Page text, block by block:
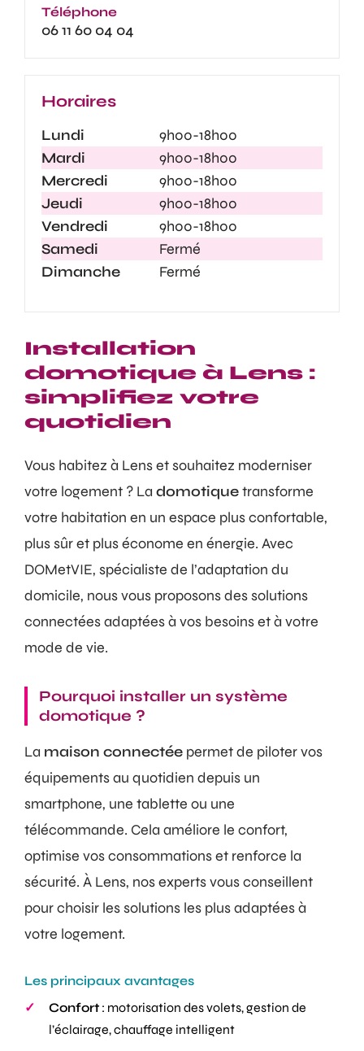
Téléphone
06 11 60 04 04
Horaires
Lundi
9h00-18h00
Mardi
9h00-18h00
Mercredi
9h00-18h00
Jeudi
9h00-18h00
Vendredi
9h00-18h00
Samedi
Fermé
Dimanche
Fermé
Installation
domotique à Lens :
simplifiez votre
quotidien
Vous habitez à Lens et souhaitez moderniser
votre logement ? La domotiquetransforme
votre habitation en un espace plus confortable,
plus sûr et plus économe en énergie. Avec
DOMetVIE, spécialiste de l’adaptation du
domicile, nous vous proposons des solutions
connectées adaptées à vos besoins et à votre
mode de vie.
Pourquoi installer un système
domotique ?
La maison connectée permet de piloter vos
équipements au quotidien depuis un
smartphone, une tablette ou une
télécommande. Cela améliore le confort,
optimise vos consommations et renforce la
sécurité. À Lens, nos experts vous conseillent
pour choisir les solutions les plus adaptées à
votre logement.
Les principaux avantages
Confort : motorisation des volets, gestion de
l’éclairage, chauffage intelligent